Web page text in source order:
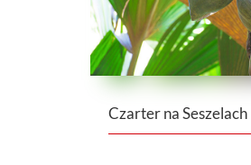
Czarter na Seszelach